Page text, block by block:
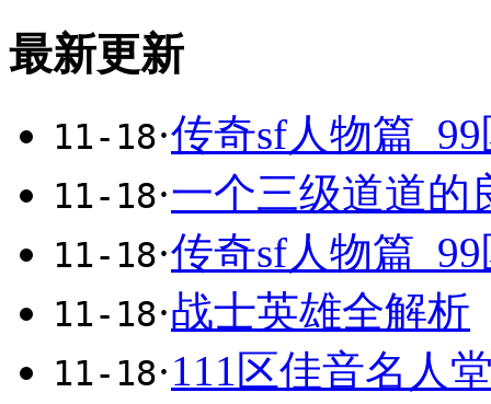
最新更新
11-18·传奇sf人物篇
11-18·一个三级道道的
11-18·传奇sf人物篇
11-18·战士英雄全解析
11-18·111区佳音名人